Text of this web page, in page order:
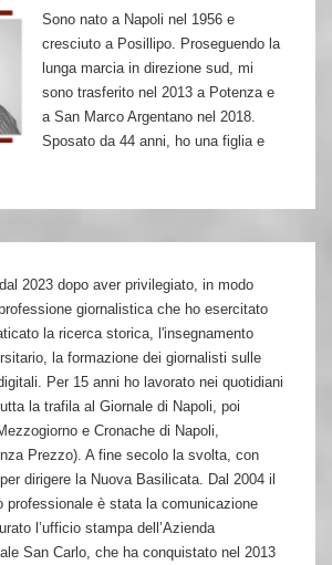
Sono nato a Napoli nel 1956 e
cresciuto a Posillipo. Proseguendo la
lunga marcia in direzione sud, mi
sono trasferito nel 2013 a Potenza e
a San Marco Argentano nel 2018.
Sposato da 44 anni, ho una figlia e
2023 dopo aver privilegiato, in modo
giornalistica che ho esercitato
la ricerca storica, l'insegnamento
la formazione dei giornalisti sulle
Per 15 anni ho lavorato nei quotidiani
la trafila al Giornale di Napoli, poi
e Cronache di Napoli,
Prezzo). A fine secolo la svolta, con
dirigere la Nuova Basilicata. Dal 2004 il
professionale è stata la comunicazione
l’ufficio stampa dell’Azienda
San Carlo, che ha conquistato nel 2013